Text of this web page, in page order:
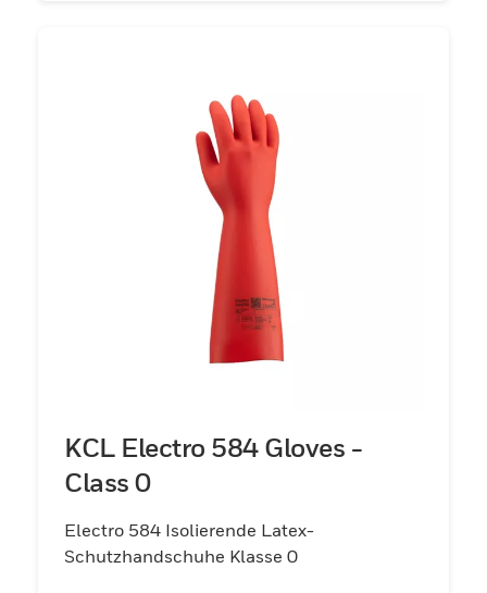
KCL Electro 584 Gloves -
Class 0
Electro 584 Isolierende Latex-
Schutzhandschuhe Klasse 0